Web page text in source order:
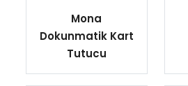
Mona
Dokunmatik Kart
Tutucu